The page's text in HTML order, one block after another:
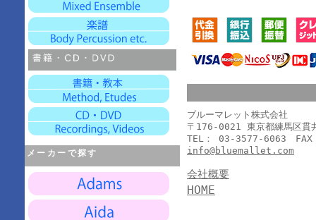
メーカーで探す
ブルーマレット株式会社
〒176-0021 東京都練馬区貫
TEL： 03-3577-6063
info@bluemallet.com
会社概要
HOME